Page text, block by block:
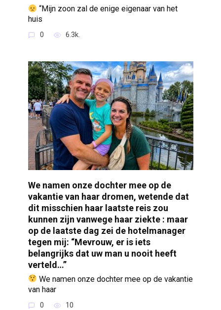
“Mijn zoon zal de enige eigenaar van het
huis
0 6.3k.
We namen onze dochter mee op de
vakantie van haar dromen, wetende dat
dit misschien haar laatste reis zou
kunnen zijn vanwege haar ziekte : maar
op de laatste dag zei de hotelmanager
tegen mij: “Mevrouw, er is iets
belangrijks dat uw man u nooit heeft
verteld…”
We namen onze dochter mee op de vakantie
van haar
0 10